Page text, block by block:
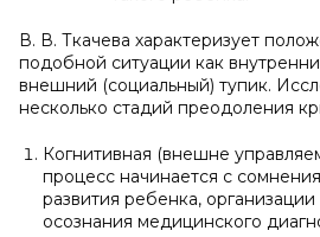
В. В. Ткачева характеризует
подобной ситуации как
внешний (социальный) тупик.
несколько стадий преодоления
Когнитивная (внешне
процесс начинается с
развития ребенка,
осознания медицинского